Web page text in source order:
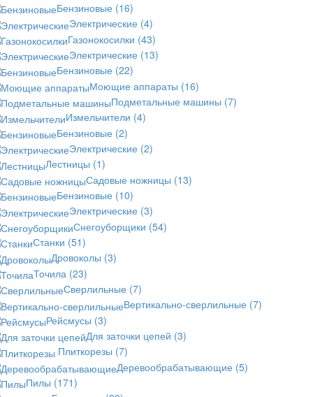
Бензиновые (16)
Электрические (4)
Газонокосилки (43)
Электрические (13)
Бензиновые (22)
Моющие аппараты (16)
Подметальные машины (7)
Измельчители (4)
Бензиновые (2)
Электрические (2)
Лестницы (1)
Садовые ножницы (13)
Бензиновые (10)
Электрические (3)
Снегоуборщики (54)
Станки (51)
Дровоколы (3)
Точила (23)
Сверлильные (7)
Вертикально-сверлильные (7)
Рейсмусы (3)
Для заточки цепей (3)
Плиткорезы (7)
Деревообрабатывающие (5)
Пилы (171)